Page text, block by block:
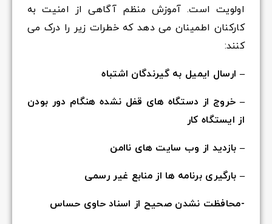
اولویت است. آموزش منظم آگاهی از امنیت به
کارکنان اطمینان می دهد که خطرات زیر را درک می
کنند:
– ارسال ایمیل به گیرندگان اشتباه
– خروج از دستگاه های قفل نشده هنگام دور بودن
از ایستگاه کار
– بازدید از وب سایت های ناامن
– بارگیری برنامه ها از منابع غیر رسمی
-محافظت نشدن صحیح از اسناد حاوی حساس